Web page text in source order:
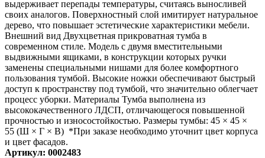
выдерживает перепады температуры, считаясь выносливей
своих аналогов. Поверхностный слой имитирует натуральное
дерево, что повышает эстетические характеристики мебели.
Внешний вид Двухцветная прикроватная тумба в
современном стиле. Модель с двумя вместительными
выдвижными ящиками, в конструкции которых ручки
заменены специальными нишами для более комфортного
пользования тумбой. Высокие ножки обеспечивают быстрый
доступ к пространству под тумбой, что значительно облегчает
процесс уборки. Материалы Тумба выполнена из
высококачественного ЛДСП, отличающегося повышенной
прочностью и износостойкостью. Размеры тумбы: 45 × 45 ×
55 (Ш × Г × В) *При заказе необходимо уточнит цвет корпуса
и цвет фасадов.
Артикул: 0002483